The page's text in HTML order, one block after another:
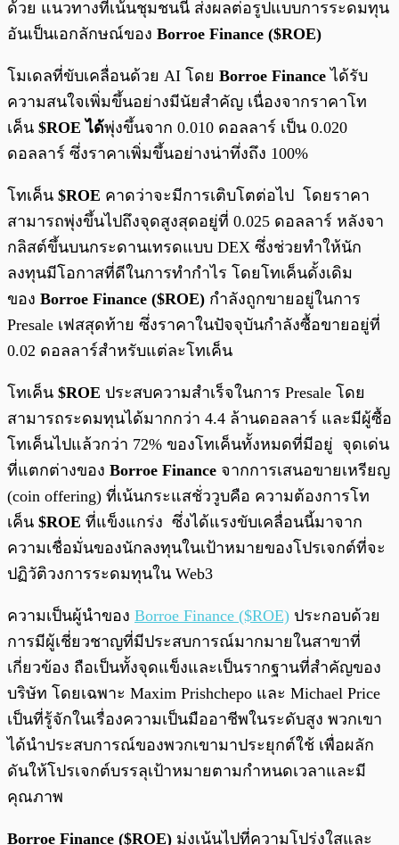
ด้วย แนวทางที่เน้นชุมชนนี้ ส่งผลต่อรูปแบบการระดมทุน
อันเป็นเอกลักษณ์ของ Borroe Finance ($ROE)
โมเดลที่ขับเคลื่อนด้วย AI โดย Borroe Finance ได้รับ
ความสนใจเพิ่มขึ้นอย่างมีนัยสำคัญ เนื่องจากราคาโท
เค็น $ROE ได้พุ่งขึ้นจาก 0.010 ดอลลาร์ เป็น 0.020
ดอลลาร์ ซึ่งราคาเพิ่มขึ้นอย่างน่าทึ่งถึง 100%
โทเค็น $ROE คาดว่าจะมีการเติบโตต่อไป โดยราคา
สามารถพุ่งขึ้นไปถึงจุดสูงสุดอยู่ที่ 0.025 ดอลลาร์ หลังจา
กลิสต์ขึ้นบนกระดานเทรดแบบ DEX ซึ่งช่วยทำให้นัก
ลงทุนมีโอกาสที่ดีในการทำกำไร โดยโทเค็นดั้งเดิม
ของ Borroe Finance ($ROE) กำลังถูกขายอยู่ในการ
Presale เฟสสุดท้าย ซึ่งราคาในปัจจุบันกำลังซื้อขายอยู่ที่
0.02 ดอลลาร์สำหรับแต่ละโทเค็น
โทเค็น $ROE ประสบความสำเร็จในการ Presale โดย
สามารถระดมทุนได้มากกว่า 4.4 ล้านดอลลาร์ และมีผู้ซื้อ
โทเค็นไปแล้วกว่า 72% ของโทเค็นทั้งหมดที่มีอยู่ จุดเด่น
ที่แตกต่างของ Borroe Finance จากการเสนอขายเหรียญ
(coin offering) ที่เน้นกระแสชั่ววูบคือ ความต้องการโท
เค็น $ROE ที่แข็งแกร่ง ซึ่งได้แรงขับเคลื่อนนี้มาจาก
ความเชื่อมั่นของนักลงทุนในเป้าหมายของโปรเจกต์ที่จะ
ปฏิวัติวงการระดมทุนใน Web3
ความเป็นผู้นำของ Borroe Finance ($ROE) ประกอบด้วย
การมีผู้เชี่ยวชาญที่มีประสบการณ์มากมายในสาขาที่
เกี่ยวข้อง ถือเป็นทั้งจุดแข็งและเป็นรากฐานที่สำคัญของ
บริษัท โดยเฉพาะ Maxim Prishchepo และ Michael Price
เป็นที่รู้จักในเรื่องความเป็นมืออาชีพในระดับสูง พวกเขา
ได้นำประสบการณ์ของพวกเขามาประยุกต์ใช้ เพื่อผลัก
ดันให้โปรเจกต์บรรลุเป้าหมายตามกำหนดเวลาและมี
คุณภาพ
Borroe Finance ($ROE) มุ่งเน้นไปที่ความโปร่งใสและ